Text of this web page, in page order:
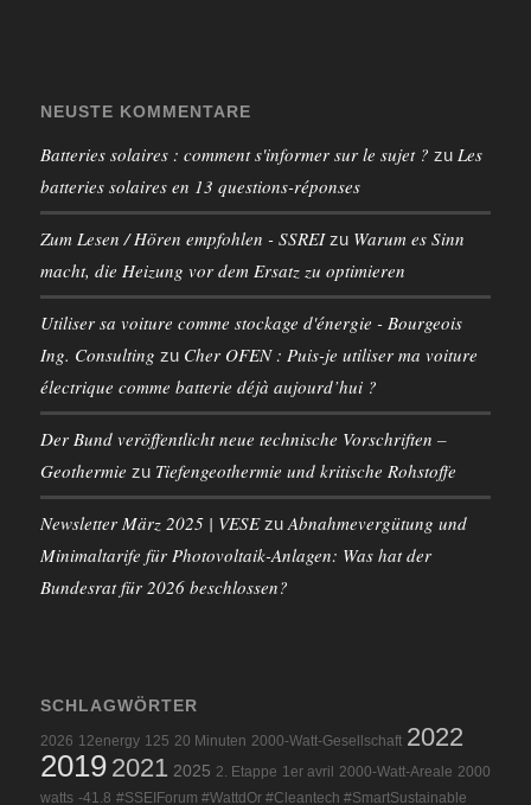
NEUSTE KOMMENTARE
Batteries solaires : comment s'informer sur le sujet ? zu Les
batteries solaires en 13 questions-réponses
Zum Lesen / Hören empfohlen - SSREIzu Warum es Sinn
macht, die Heizung vor dem Ersatz zu optimieren
Utiliser sa voiture comme stockage d'énergie - Bourgeois
Ing. Consulting zu Cher OFEN : Puis-je utiliser ma voiture
électrique comme batterie déjà aujourd’hui ?
Der Bund veröffentlicht neue technische Vorschriften –
Geothermie zu Tiefengeothermie und kritische Rohstoffe
Newsletter März 2025 | VESEzu Abnahmevergütung und
Minimaltarife für Photovoltaik-Anlagen: Was hat der
Bundesrat für 2026 beschlossen?
SCHLAGWÖRTER
2026 12energy 125 20 Minuten 2000-Watt-Gesellschaft 2022
2019 2021 2025 2. Etappe 1er avril 2000-Watt-Areale 2000
watts -41.8 #SSEIForum #WattdOr #Cleantech #SmartSustainable